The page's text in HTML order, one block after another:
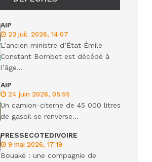
AIP
23 juil. 2026, 14:07
L’ancien ministre d’État Émile
Constant Bombet est décédé à
l’âge...
AIP
24 juin 2026, 05:55
Un camion-citerne de 45 000 litres
de gasoil se renverse...
PRESSECOTEDIVOIRE
9 mai 2026, 17:19
Bouaké : une compagnie de